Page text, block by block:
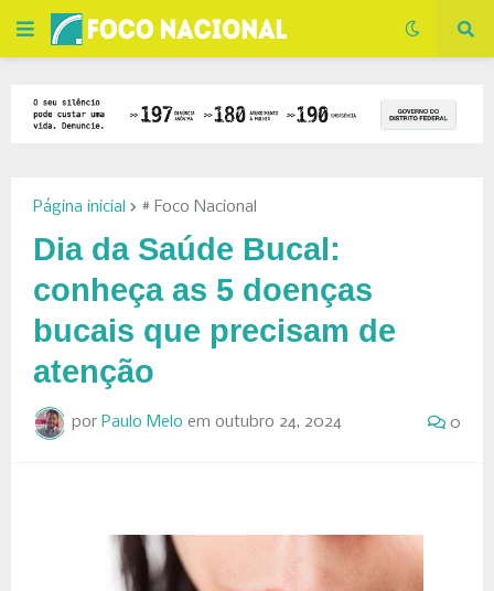
Página inicial # Foco Nacional
Dia da Saúde Bucal:
conheça as 5 doenças
bucais que precisam de
atenção
por Paulo Melo em outubro 24, 2024 0